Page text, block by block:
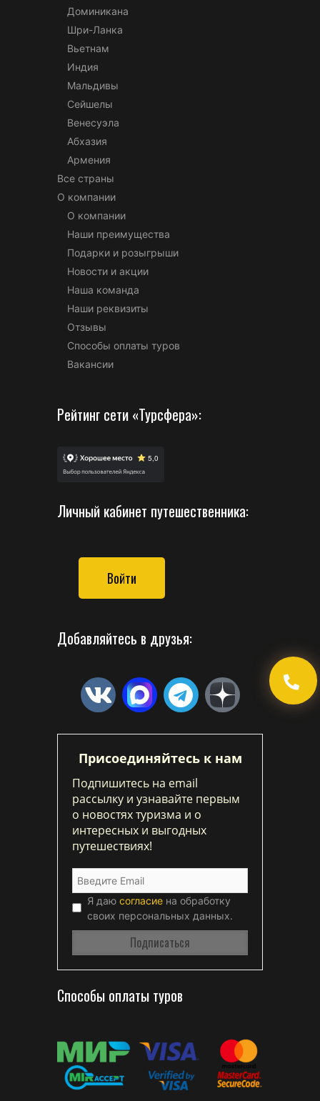
Доминикана
Шри-Ланка
Вьетнам
Индия
Мальдивы
Сейшелы
Венесуэла
Абхазия
Армения
Все страны
О компании
О компании
Наши преимущества
Подарки и розыгрыши
Новости и акции
Наша команда
Наши реквизиты
Отзывы
Способы оплаты туров
Вакансии
Рейтинг сети «Турсфера»:
Личный кабинет путешественника:
Войти
Добавляйтесь в друзья:
Присоединяйтесь к нам
Подпишитесь на email
рассылку и узнавайте первым
о новостях туризма и о
интересных и выгодных
путешествиях!
Я даю согласие на обработку
своих персональных данных.
Способы оплаты туров